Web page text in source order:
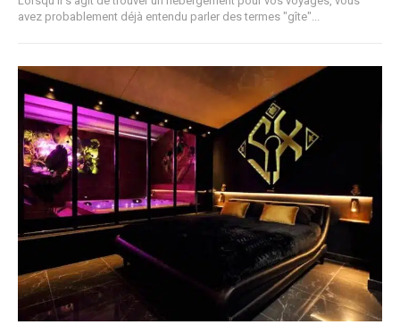
avez probablement déjà entendu parler des termes "gîte"...